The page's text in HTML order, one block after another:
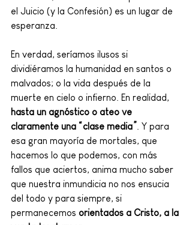
el Juicio (y la Confesión) es un lugar de
esperanza.
En verdad, seríamos ilusos si
dividiéramos la humanidad en santos o
malvados; o la vida después de la
muerte en cielo o infierno. En realidad,
hasta un agnóstico o ateo ve
claramente una “clase media” . Y para
esa gran mayoría de mortales, que
hacemos lo que podemos, con más
fallos que aciertos, anima mucho saber
que nuestra inmundicia no nos ensucia
del todo y para siempre, si
permanecemos orientados a Cristo, a la